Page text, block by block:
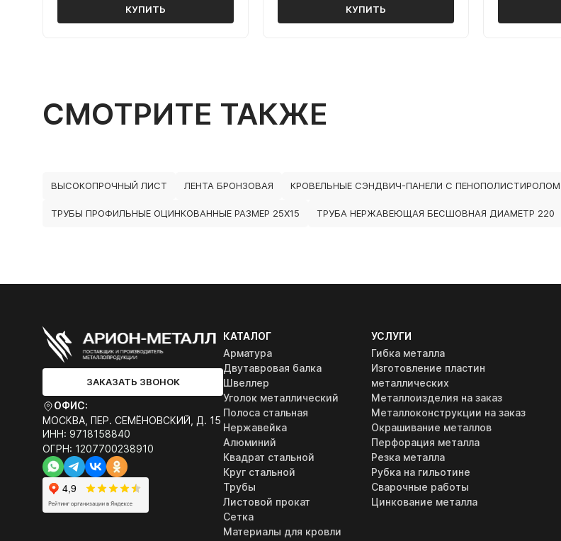
КУПИТЬ КУПИТЬ
СМОТРИТЕ ТАКЖЕ
ВЫСОКОПРОЧНЫЙ ЛИСТ ЛЕНТА БРОНЗОВАЯ КРОВЕЛЬНЫЕ СЭНДВИЧ-ПАНЕЛИ С ПЕНОПОЛИСТИРОЛОМ
ТРУБЫ ПРОФИЛЬНЫЕ ОЦИНКОВАННЫЕ РАЗМЕР 25Х15 ТРУБА НЕРЖАВЕЮЩАЯ БЕСШОВНАЯ ДИАМЕТР 220
ЗАКАЗАТЬ ЗВОНОК
ОФИС:
МОСКВА, ПЕР. СЕМЁНОВСКИЙ, Д. 15
ИНН: 9718158840
ОГРН: 1207700238910
КАТАЛОГ
Арматура
Двутавровая балка
Швеллер
Уголок металлический
Полоса стальная
Нержавейка
Алюминий
Квадрат стальной
Круг стальной
Трубы
Листовой прокат
Сетка
Материалы для кровли
УСЛУГИ
Гибка металла
Изготовление пластин
металлических
Металлоизделия на заказ
Металлоконструкции на заказ
Окрашивание металлов
Перфорация металла
Резка металла
Рубка на гильотине
Сварочные работы
Цинкование металла